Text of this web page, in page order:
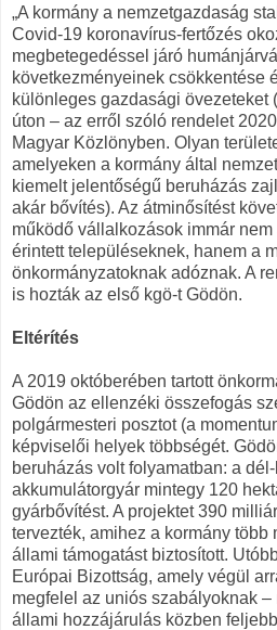
„A kormány a nemzetgazdaság
Covid-19 koronavírus-fertőzés
megbetegedéssel járó
következményeinek csökkentése
különleges gazdasági övezeteket
úton – az erről szóló rendelet
Magyar Közlönyben. Olyan
amelyeken a kormány által
kiemelt jelentőségű beruházás
akár bővítés). Az átminősítést
működő vállalkozások immár
érintett településeknek, hanem a
önkormányzatoknak adóznak. A
is hozták az első kgö-t Gödön.
Eltérítés
A 2019 októberében tartott
Gödön az ellenzéki összefogás
polgármesteri posztot (a
képviselői helyek többségét.
beruházás volt folyamatban: a
akkumulátorgyár mintegy 120
gyárbővítést. A projektet 390
tervezték, amihez a kormány több
állami támogatást biztosított.
Európai Bizottság, amely végül
megfelel az uniós szabályoknak –
állami hozzájárulás közben